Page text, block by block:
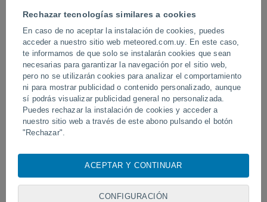
Rechazar tecnologías similares a cookies
En caso de no aceptar la instalación de cookies, puedes
acceder a nuestro sitio web meteored.com.uy. En este caso,
te informamos de que solo se instalarán cookies que sean
necesarias para garantizar la navegación por el sitio web,
pero no se utilizarán cookies para analizar el comportamiento
ni para mostrar publicidad o contenido personalizado, aunque
sí podrás visualizar publicidad general no personalizada.
Puedes rechazar la instalación de cookies y acceder a
nuestro sitio web a través de este abono pulsando el botón
"Rechazar".
cookies, identificadores únicos o tecnologías similares para
visita en este sitio web, las direcciones IP y los
identificadores de cookies. Es posible que algunos
ACEPTAR Y CONTINUAR
CONFIGURACIÓN
Un enorme diablo de polvo fue
avistado en Zapponeta, Italia
Tornados y lluvias
Pelotas, Brasil.
Síguenos